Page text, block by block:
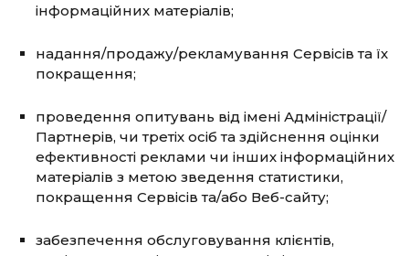
інформаційних матеріалів;
надання/продажу/рекламування Сервісів та їх
покращення;
проведення опитувань від імені Адміністрації/
Партнерів, чи третіх осіб та здійснення оцінки
ефективності реклами чи інших інформаційних
матеріалів з метою зведення статистики,
покращення Сервісів та/або Веб-сайту;
забезпечення обслуговування клієнтів,